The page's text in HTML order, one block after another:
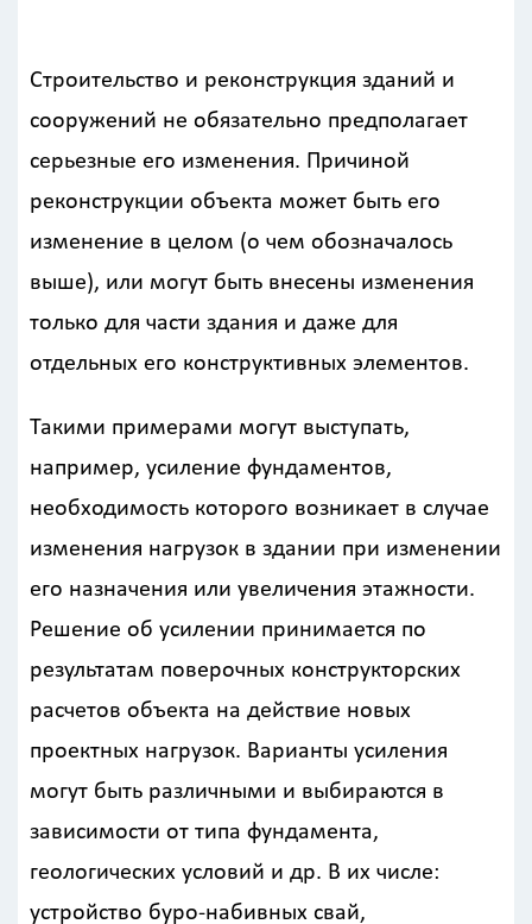
Строительство и реконструкция зданий и
сооружений не обязательно предполагает
серьезные его изменения. Причиной
реконструкции объекта может быть его
изменение в целом (о чем обозначалось
выше), или могут быть внесены изменения
только для части здания и даже для
отдельных его конструктивных элементов.
Такими примерами могут выступать,
например, усиление фундаментов,
необходимость которого возникает в случае
изменения нагрузок в здании при изменении
его назначения или увеличения этажности.
Решение об усилении принимается по
результатам поверочных конструкторских
расчетов объекта на действие новых
проектных нагрузок. Варианты усиления
могут быть различными и выбираются в
зависимости от типа фундамента,
геологических условий и др. В их числе:
устройство буро-набивных свай,